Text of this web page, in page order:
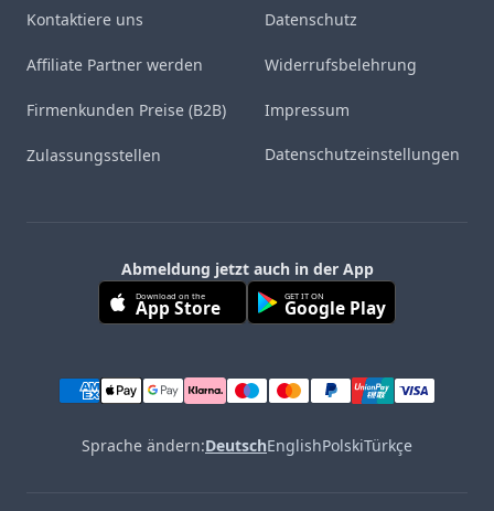
Kontaktiere uns
Affiliate Partner werden
Firmenkunden Preise (B2B)
Zulassungsstellen
Datenschutz
Widerrufsbelehrung
Impressum
Datenschutzeinstellungen
Abmeldung jetzt auch in der App
Download on the
App Store GET IT ON
Google Play
Sprache ändern:DeutschEnglishPolskiTürkçe